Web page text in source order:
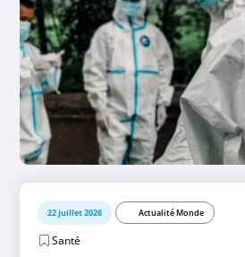
22 juillet 2026 Actualité Monde
Santé